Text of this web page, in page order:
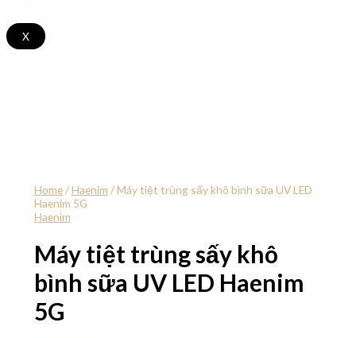
X
Home/Haenim / Máy tiệt trùng sấy khô bình sữa UV LED
Haenim 5G
Haenim
Máy tiệt trùng sấy khô
bình sữa UV LED Haenim
5G